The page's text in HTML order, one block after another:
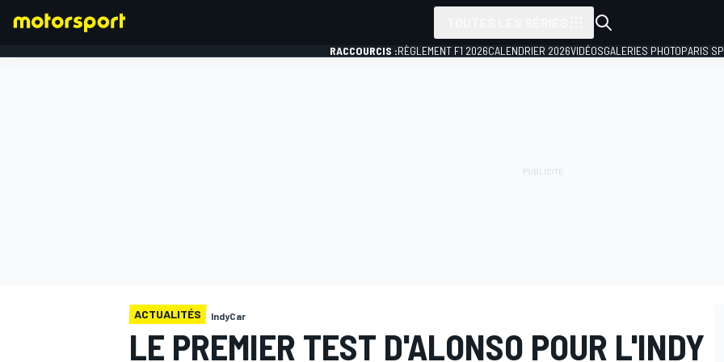
RACCOURCIS :RÈGLEMENT F1 2026CALENDRIER 2026VIDÉOSGALERIES PHOTOPARIS
ACTUALITÉS IndyCar
LE PREMIER TEST D'ALONSO POUR L'INDY